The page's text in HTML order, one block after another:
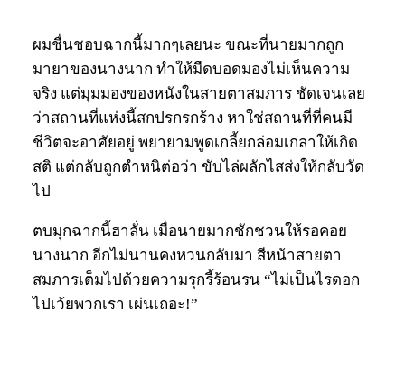
ผมชื่นชอบฉากนี้มากๆเลยนะ ขณะที่นายมากถูก
มายาของนางนาก ทำให้มืดบอดมองไม่เห็นความ
จริง แต่มุมมองของหนังในสายตาสมภาร ชัดเจนเลย
ว่าสถานที่แห่งนี้สกปรกรกร้าง หาใช่สถานที่ที่คนมี
ชีวิตจะอาศัยอยู่ พยายามพูดเกลี้ยกล่อมเกลาให้เกิด
สติ แต่กลับถูกตำหนิต่อว่า ขับไล่ผลักไสส่งให้กลับวัด
ไป
ตบมุกฉากนี้ฮาลั่น เมื่อนายมากชักชวนให้รอคอย
นางนาก อีกไม่นานคงหวนกลับมา สีหน้าสายตา
สมภารเต็มไปด้วยความรุกรี้ร้อนรน “ไม่เป็นไรดอก
ไปเว้ยพวกเรา เผ่นเถอะ!”